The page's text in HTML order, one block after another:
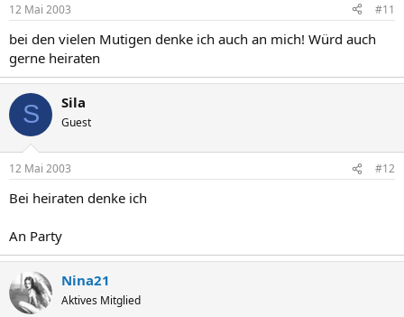
12 Mai 2003 #11
bei den vielen Mutigen denke ich auch an mich! Würd auch
gerne heiraten
S Sila
Guest
12 Mai 2003 #12
Bei heiraten denke ich
An Party
Nina21
Aktives Mitglied